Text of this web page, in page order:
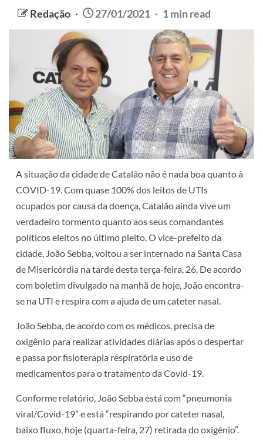
Redação 27/01/2021 1 min read
A situação da cidade de Catalão não é nada boa quanto à
COVID-19. Com quase 100% dos leitos de UTIs
ocupados por causa da doença, Catalão ainda vive um
verdadeiro tormento quanto aos seus comandantes
políticos eleitos no último pleito. O vice-prefeito da
cidade, João Sebba, voltou a ser internado na Santa Casa
de Misericórdia na tarde desta terça-feira, 26. De acordo
com boletim divulgado na manhã de hoje, João encontra-
se na UTI e respira com a ajuda de um cateter nasal.
João Sebba, de acordo com os médicos, precisa de
oxigênio para realizar atividades diárias após o despertar
e passa por fisioterapia respiratória e uso de
medicamentos para o tratamento da Covid-19.
Conforme relatório, João Sebba está com “pneumonia
viral/Covid-19” e está “respirando por cateter nasal,
baixo fluxo, hoje (quarta-feira, 27) retirada do oxigênio”.